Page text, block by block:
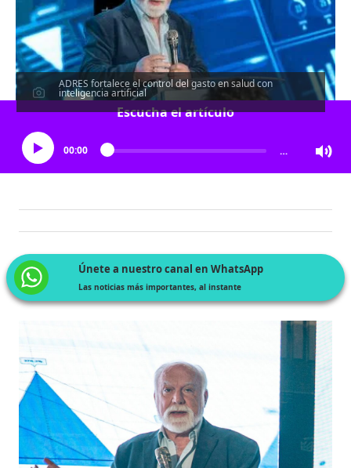
ADRES fortalece el control del gasto en salud con
inteligencia artificial
Escucha el artículo
00:00 …
Únete a nuestro canal en WhatsApp
Las noticias más importantes, al instante